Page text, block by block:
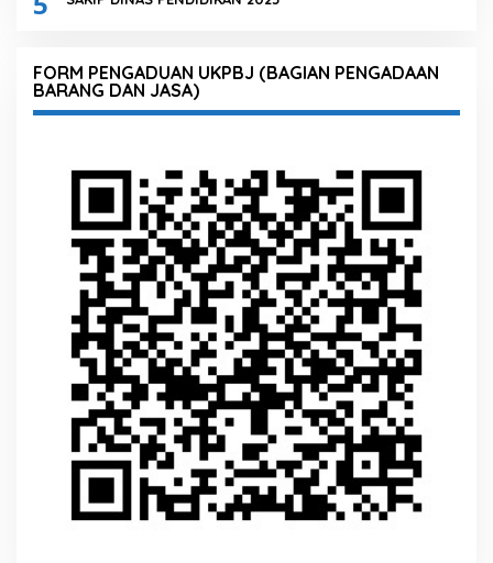
FORM PENGADUAN UKPBJ (BAGIAN PENGADAAN
BARANG DAN JASA)